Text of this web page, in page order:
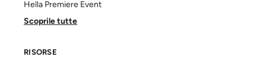
Hella Premiere Event
Scoprile tutte
RISORSE